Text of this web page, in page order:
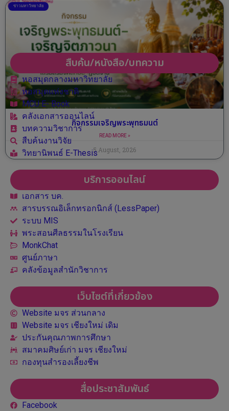
ข่าวมหาวิทยาลัย
กิจกรรมเจริญพระพุทธมนต์
READ MORE »
5 August, 2026
สืบค้น/หนังสือ/บทความ
หอสมุดกลางมหาวิทยาลัย
หอสมุดแห่งชาติ
MCU E- Book
คลังเอกสารออนไลน์
บทความวิชาการ
สืบค้นงานวิจัย
วิทยานิพนธ์ E-Thesis
บริการออนไลน์
เอกสาร บค.
สารบรรณอิเล็กทรอกนิกส์ (LessPaper)
ระบบ MIS
พระสอนศีลธรรมในโรงเรียน
MonkChat
ศูนย์ภาษา
คลังข้อมูลสำนักวิชาการ
เว็บไซต์ที่เกี่ยวข้อง
Website มจร ส่วนกลาง
Website มจร เชียงใหม่ เดิม
ประกันคุณภาพการศึกษา
สมาคมศิษย์เก่า มจร เชียงใหม่
กองทุนสำรองเลี้ยงชีพ
สื่อประชาสัมพันธ์
Facebook